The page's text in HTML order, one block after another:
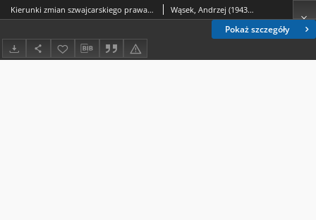
Pokaż szczegóły
Kierunki zmian szwajcarskiego prawa karnego Wąsek, Andrzej (1943-2003).